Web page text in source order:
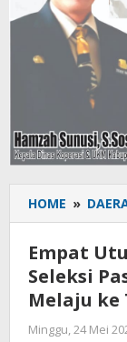
HOME »
Empat
Seleksi
Melaju
Minggu, 24 Mei